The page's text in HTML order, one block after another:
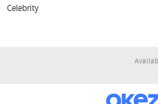
Celebrity